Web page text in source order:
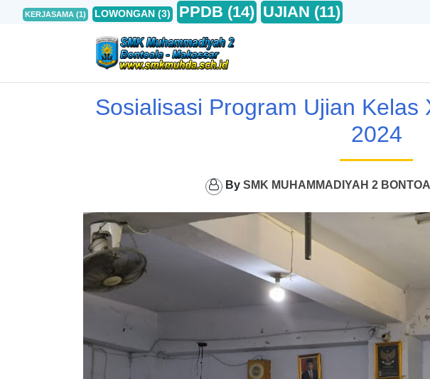
KERJASAMA (1) LOWONGAN (3) PPDB (14) UJIAN (11)
Sosialisasi Program Ujian Kelas
2024
By SMK MUHAMMADIYAH 2